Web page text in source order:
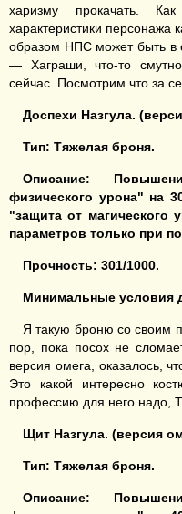
харизму прокачать.
характеристики персонажа
образом НПС может быть в
— Хаграши, что-то
сейчас. Посмотрим что за
Доспехи Назгула.
Тип: Тяжелая броня.
Описание:
физического урона" на
"защита от магического
параметров только при
Прочность: 301/1000.
Минимальные условия
Я такую броню со своим
пор, пока посох не
версия омега, оказалось,
Это какой интересно
профессию для него надо,
Щит Назгула. (версия
Тип: Тяжелая броня.
Описание: